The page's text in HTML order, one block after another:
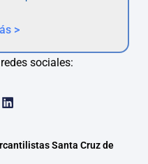
>
sociales:
Santa Cruz de